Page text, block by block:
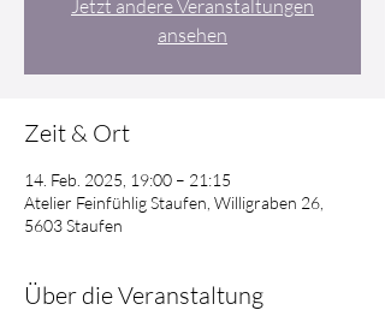
Jetzt andere Veranstaltungen
ansehen
Zeit & Ort
14. Feb. 2025, 19:00 – 21:15
Atelier Feinfühlig Staufen, Willigraben 26,
5603 Staufen
Über die Veranstaltung